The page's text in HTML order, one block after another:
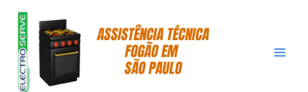
para
conteúdo